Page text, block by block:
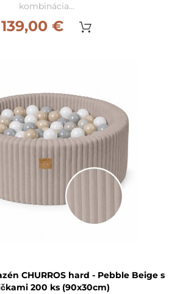
kombinácia...
139,00 €
CHURROS hard - Pebble Beige s
200 ks (90x30cm)